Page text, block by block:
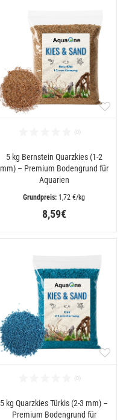
5 kg Bernstein Quarzkies (1-2
mm) – Premium Bodengrund für
Aquarien
1,72 €/kg
8,59€
5 kg Quarzkies Türkis (2-3 mm) –
Premium Bodengrund für